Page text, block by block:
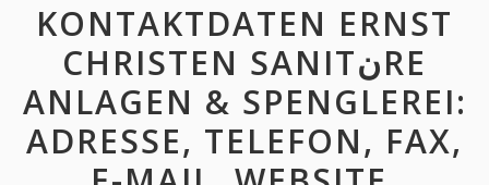
KONTAKTDATEN ERNST
CHRISTEN SANITنRE
ANLAGEN & SPENGLEREI:
ADRESSE, TELEFON, FAX,